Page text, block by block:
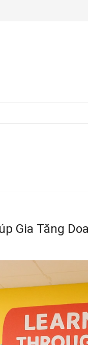
Gia Tăng